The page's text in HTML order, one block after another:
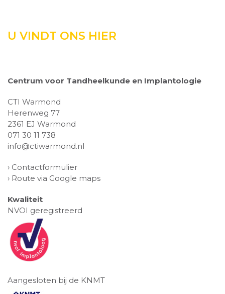
U VINDT ONS HIER
Centrum voor Tandheelkunde en Implantologie
CTI Warmond
Herenweg 77
2361 EJ Warmond
071 30 11 738
info@ctiwarmond.nl
› Contactformulier
› Route via Google maps
Kwaliteit
NVOI geregistreerd
Aangesloten bij de KNMT